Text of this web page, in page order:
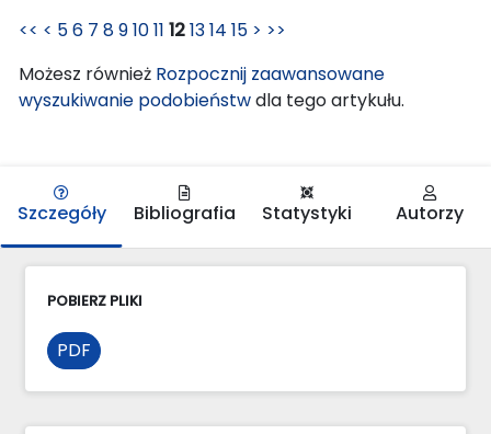
<< < 56 7 891011 121314 15 > >>
Możesz również Rozpocznij zaawansowane
wyszukiwanie podobieństwdla tego artykułu.
Szczegóły Bibliografia Statystyki Autorzy
POBIERZ PLIKI
PDF